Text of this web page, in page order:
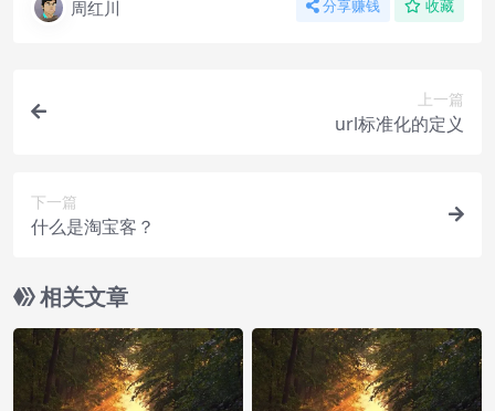
周红川 分享赚钱 收藏
上一篇
url标准化的定义
下一篇
什么是淘宝客？
相关文章